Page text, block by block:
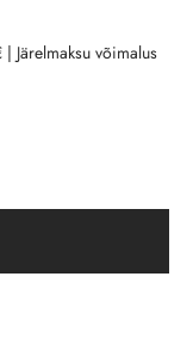
Järelmaksu võimalus